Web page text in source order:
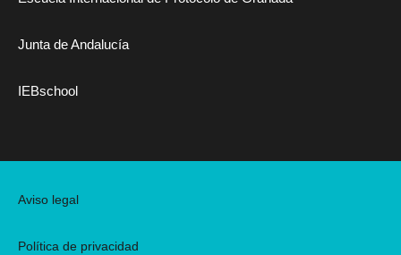
Junta de Andalucía
IEBschool
Aviso legal
Política de privacidad